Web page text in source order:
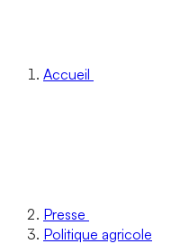
Accueil
Presse
Politique agricole